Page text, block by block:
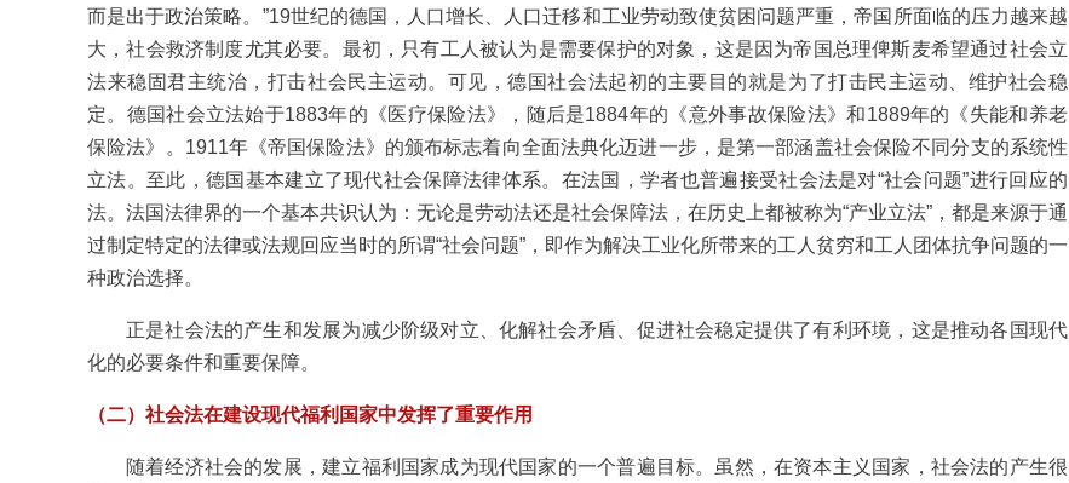
而是出于政治策略。”19世纪的德国，人口增长、人口迁移和工业劳动致使贫困问题严重，帝国所面临的压力越来越
大，社会救济制度尤其必要。最初，只有工人被认为是需要保护的对象，这是因为帝国总理俾斯麦希望通过社会立
法来稳固君主统治，打击社会民主运动。可见，德国社会法起初的主要目的就是为了打击民主运动、维护社会稳
定。德国社会立法始于1883年的《医疗保险法》，随后是1884年的《意外事故保险法》和1889年的《失能和养老
保险法》。1911年《帝国保险法》的颁布标志着向全面法典化迈进一步，是第一部涵盖社会保险不同分支的系统性
立法。至此，德国基本建立了现代社会保障法律体系。在法国，学者也普遍接受社会法是对“社会问题”进行回应的
法。法国法律界的一个基本共识认为：无论是劳动法还是社会保障法，在历史上都被称为“产业立法”，都是来源于通
过制定特定的法律或法规回应当时的所谓“社会问题”，即作为解决工业化所带来的工人贫穷和工人团体抗争问题的一
种政治选择。
正是社会法的产生和发展为减少阶级对立、化解社会矛盾、促进社会稳定提供了有利环境，这是推动各国现代
化的必要条件和重要保障。
（二）社会法在建设现代福利国家中发挥了重要作用
随着经济社会的发展，建立福利国家成为现代国家的一个普遍目标。虽然，在资本主义国家，社会法的产生很